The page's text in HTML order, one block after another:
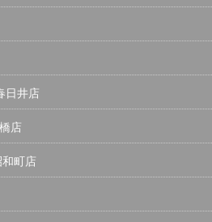
日井店
店
町店